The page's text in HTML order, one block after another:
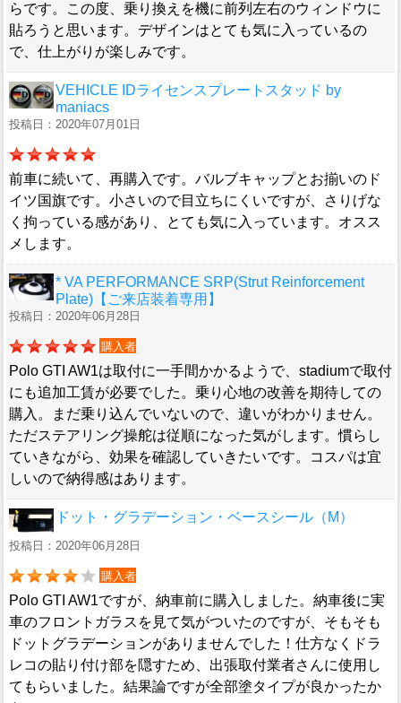
らです。この度、乗り換えを機に前列左右のウィンドウに
貼ろうと思います。デザインはとても気に入っているの
で、仕上がりが楽しみです。
VEHICLE IDライセンスプレートスタッド by
maniacs
投稿日：2020年07月01日
前車に続いて、再購入です。バルブキャップとお揃いのド
イツ国旗です。小さいので目立ちにくいですが、さりげな
く拘っている感があり、とても気に入っています。オスス
メします。
* VA PERFORMANCE SRP(Strut Reinforcement
Plate)【ご来店装着専用】
投稿日：2020年06月28日
購入者
Polo GTI AW1は取付に一手間かかるようで、stadiumで取付
にも追加工賃が必要でした。乗り心地の改善を期待しての
購入。まだ乗り込んでいないので、違いがわかりません。
ただステアリング操舵は従順になった気がします。慣らし
ていきながら、効果を確認していきたいです。コスパは宜
しいので納得感はあります。
ドット・グラデーション・ベースシール（M）
投稿日：2020年06月28日
購入者
Polo GTI AW1ですが、納車前に購入しました。納車後に実
車のフロントガラスを見て気がついたのですが、そもそも
ドットグラデーションがありませんでした！仕方なくドラ
レコの貼り付け部を隠すため、出張取付業者さんに使用し
てもらいました。結果論ですが全部塗タイプが良かったか